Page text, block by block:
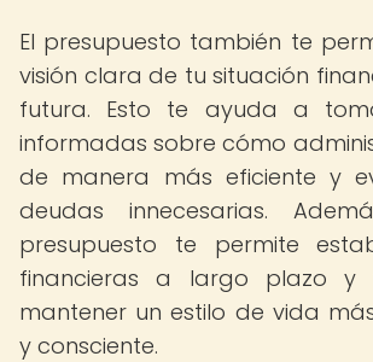
El presupuesto también te
visión clara de tu situación
futura. Esto te ayuda a
informadas sobre cómo
de manera más eficiente y
deudas innecesarias.
presupuesto te permite
financieras a largo plazo
mantener un estilo de vida
y consciente.